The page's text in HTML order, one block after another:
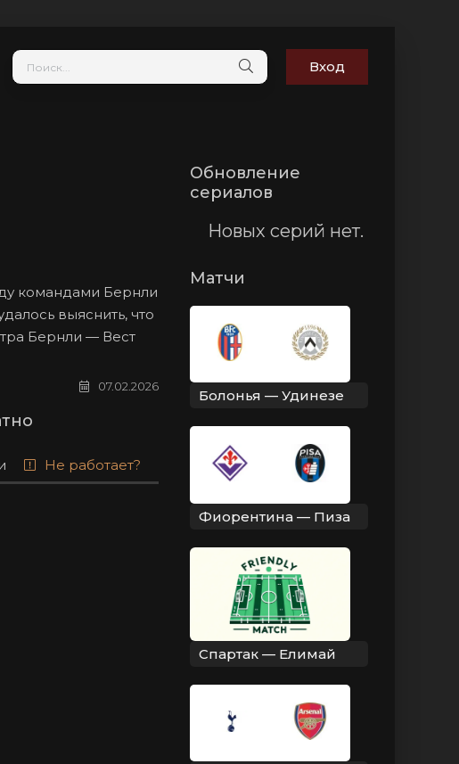
Вход
командами Бернли
выяснить, что
Бернли — Вест
07.02.2026
Не работает?
Обновление
сериалов
Новых серий нет.
Матчи
Болонья — Удинезе
Фиорентина — Пиза
Спартак — Елимай